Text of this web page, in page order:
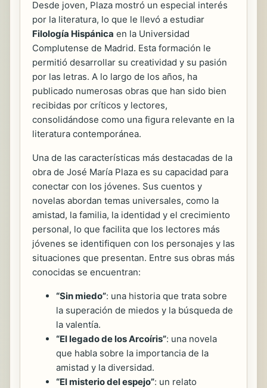
Desde joven, Plaza mostró un especial interés
por la literatura, lo que le llevó a estudiar
Filología Hispánica en la Universidad
Complutense de Madrid. Esta formación le
permitió desarrollar su creatividad y su pasión
por las letras. A lo largo de los años, ha
publicado numerosas obras que han sido bien
recibidas por críticos y lectores,
consolidándose como una figura relevante en la
literatura contemporánea.
Una de las características más destacadas de la
obra de José María Plaza es su capacidad para
conectar con los jóvenes. Sus cuentos y
novelas abordan temas universales, como la
amistad, la familia, la identidad y el crecimiento
personal, lo que facilita que los lectores más
jóvenes se identifiquen con los personajes y las
situaciones que presentan. Entre sus obras más
conocidas se encuentran:
“Sin miedo”: una historia que trata sobre
la superación de miedos y la búsqueda de
la valentía.
“El legado de los Arcoíris”: una novela
que habla sobre la importancia de la
amistad y la diversidad.
“El misterio del espejo”: un relato